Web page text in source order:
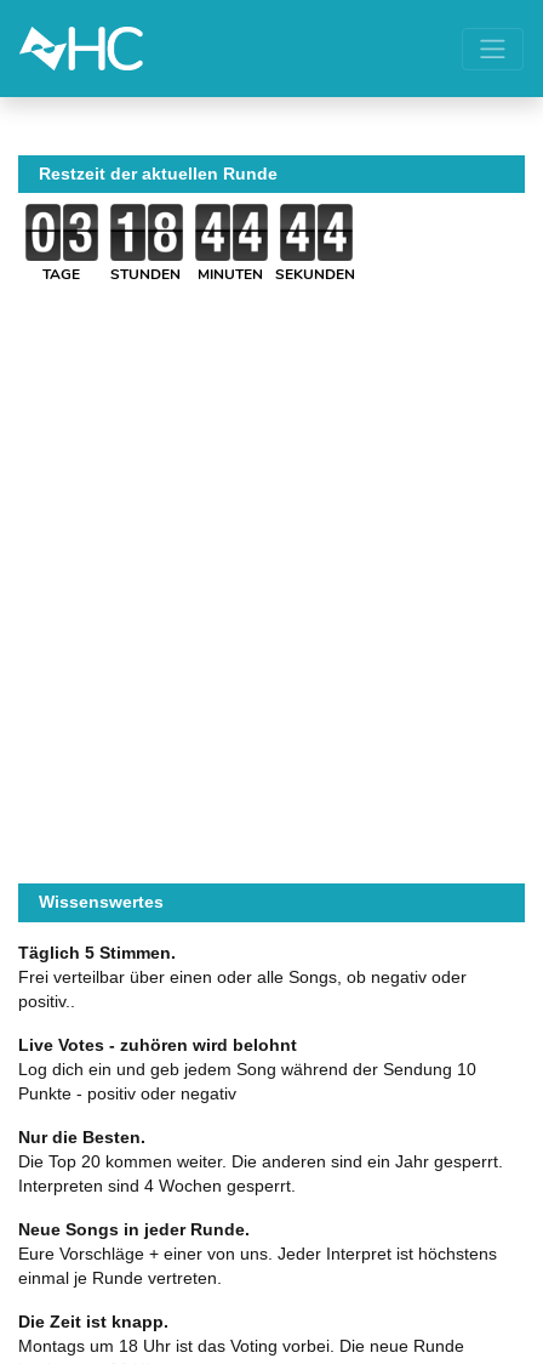
Restzeit der aktuellen Runde
TAGE STUNDEN MINUTEN SEKUNDEN
Wissenswertes
Täglich 5 Stimmen.
Frei verteilbar über einen oder alle Songs, ob negativ oder
positiv..
Live Votes - zuhören wird belohnt
Log dich ein und geb jedem Song während der Sendung 10
Punkte - positiv oder negativ
Nur die Besten.
Die Top 20 kommen weiter. Die anderen sind ein Jahr gesperrt.
Interpreten sind 4 Wochen gesperrt.
Neue Songs in jeder Runde.
Eure Vorschläge + einer von uns. Jeder Interpret ist höchstens
einmal je Runde vertreten.
Die Zeit ist knapp.
Montags um 18 Uhr ist das Voting vorbei. Die neue Runde